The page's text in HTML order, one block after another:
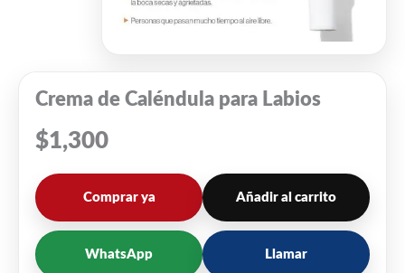
Crema de Caléndula para Labios
$1,300
Comprar ya Añadir al carrito
WhatsApp Llamar